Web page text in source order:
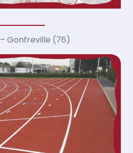
– Gonfreville (76)